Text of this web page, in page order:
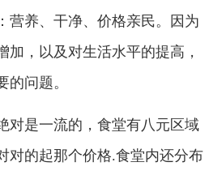
养、干净、价格亲民。因为
加，以及对生活水平的提高，
的问题。
是一流的，食堂有八元区域
对的起那个价格.食堂内还分布